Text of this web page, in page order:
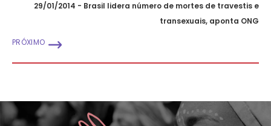
29/01/2014 - Brasil lidera número de mortes de travestis e
transexuais, aponta ONG
PRÓXIMO